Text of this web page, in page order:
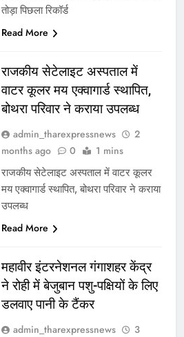
तोड़ा पिछला रिकॉर्ड
Read More
राजकीय सेटेलाइट अस्पताल में
वाटर कूलर मय एक्वागार्ड स्थापित,
बोथरा परिवार ने कराया उपलब्ध
admin_tharexpressnews
2
months ago
0 1 mins
राजकीय सेटेलाइट अस्पताल में वाटर कूलर
मय एक्वागार्ड स्थापित, बोथरा परिवार ने कराया
उपलब्ध
Read More
महावीर इंटरनेशनल गंगाशहर केंद्र
ने रोही में बेजुबान पशु-पक्षियों के लिए
डलवाए पानी के टैंकर
admin_tharexpressnews
3